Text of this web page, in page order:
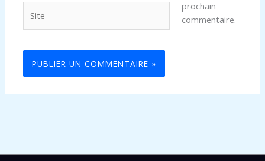
prochain
commentaire.